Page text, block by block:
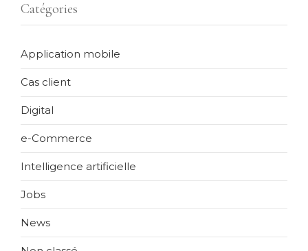
Catégories
Application mobile
Cas client
Digital
e-Commerce
Intelligence artificielle
Jobs
News